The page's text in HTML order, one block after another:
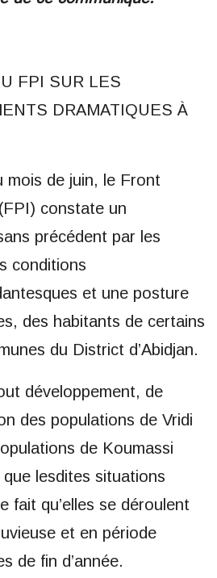
FPI SUR LES
DRAMATIQUES À
mois de juin, le Front
constate un
précédent par les
conditions
et une posture
des habitants de certains
du District d’Abidjan.
développement, de
des populations de Vridi
de Koumassi
lesdites situations
fait qu’elles se déroulent
et en période
de fin d’année.